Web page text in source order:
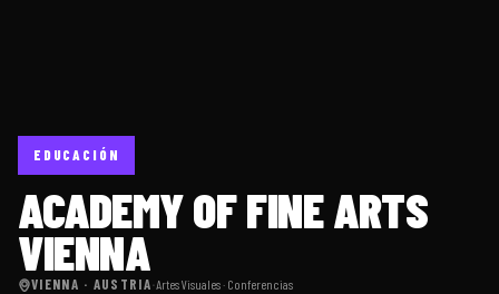
EDUCACIÓN
ACADEMY OF FINE ARTS
VIENNA
VIENNA · AUSTRIA·Artes Visuales · Conferencias